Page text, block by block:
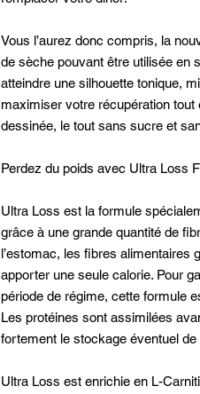
Vous l’aurez donc compris, la
de sèche pouvant être utilisée en
atteindre une silhouette tonique,
maximiser votre récupération
dessinée, le tout sans sucre et
Perdez du poids avec Ultra Loss
Ultra Loss est la formule
grâce à une grande quantité de
l’estomac, les fibres alimentaires
apporter une seule calorie. Pour
période de régime, cette formule
Les protéines sont assimilées
fortement le stockage éventuel de
Ultra Loss est enrichie en L-